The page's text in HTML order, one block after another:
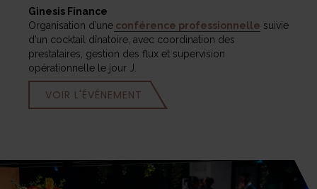
Ginesis Finance
Organisation d’une conférence professionnelle suivie
d’un cocktail dînatoire, avec coordination des
prestataires, gestion des flux et supervision
opérationnelle le jour J.
VOIR L'ÉVÉNEMENT